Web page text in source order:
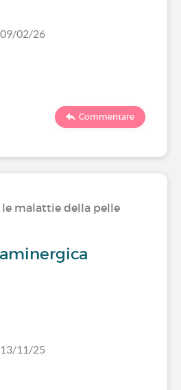
02/26
Commentare
le malattie della pelle
11/25